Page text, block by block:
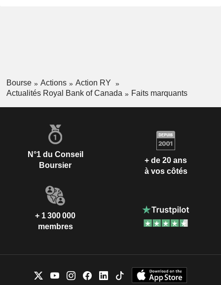
Bourse Actions
Action RY
Actualités Royal Bank of Canada
Faits marquants
N°1 du Conseil
Boursier
+ de 20 ans
à vos côtés
+ 1 300 000
membres